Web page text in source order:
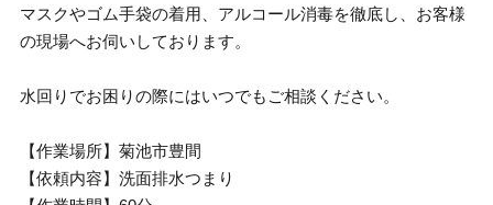
マスクやゴム手袋の着用、アルコール消毒を徹底し、お客様
の現場へお伺いしております。
水回りでお困りの際にはいつでもご相談ください。
【作業場所】菊池市豊間
【依頼内容】洗面排水つまり